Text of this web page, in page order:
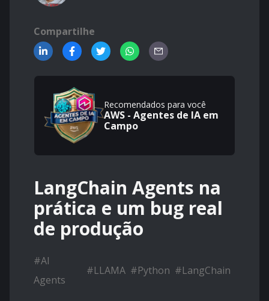
Compartilhe
Recomendados para você
AWS - Agentes de IA em
Campo
LangChain Agents na
prática e um bug real
de produção
#AI
Agents
#LLAMA #Python #LangChain